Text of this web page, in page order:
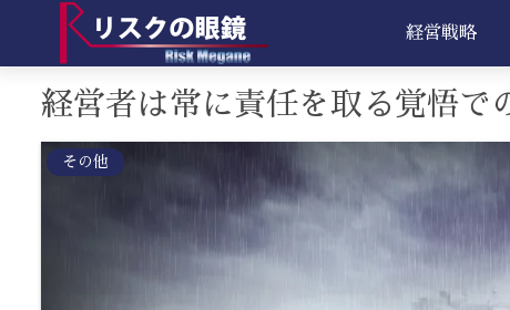
経営戦略
経営者は常に責任を取る覚悟で
その他